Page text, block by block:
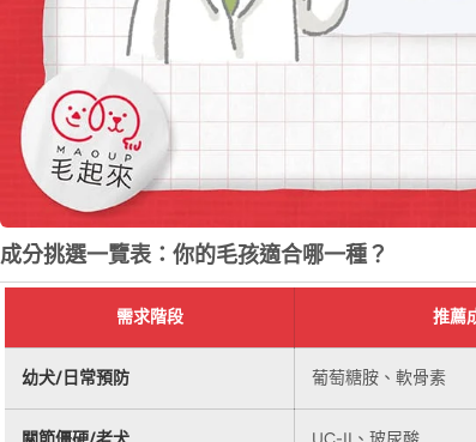
成分挑選一覽表：你的毛孩適合哪一種？
需求階段 推薦
幼犬/日常預防 葡萄糖胺、軟骨素